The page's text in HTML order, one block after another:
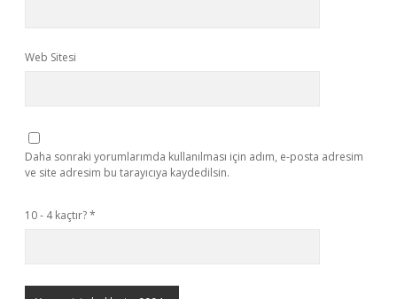
Web Sitesi
Daha sonraki yorumlarımda kullanılması için adım, e-posta adresim
ve site adresim bu tarayıcıya kaydedilsin.
10 - 4 kaçtır?*